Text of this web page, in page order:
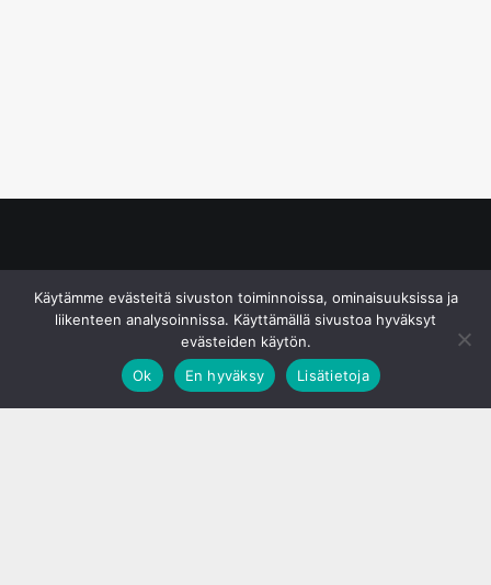
Käytämme evästeitä sivuston toiminnoissa, ominaisuuksissa ja
liikenteen analysoinnissa. Käyttämällä sivustoa hyväksyt
evästeiden käytön.
Ok
En hyväksy Lisätietoja